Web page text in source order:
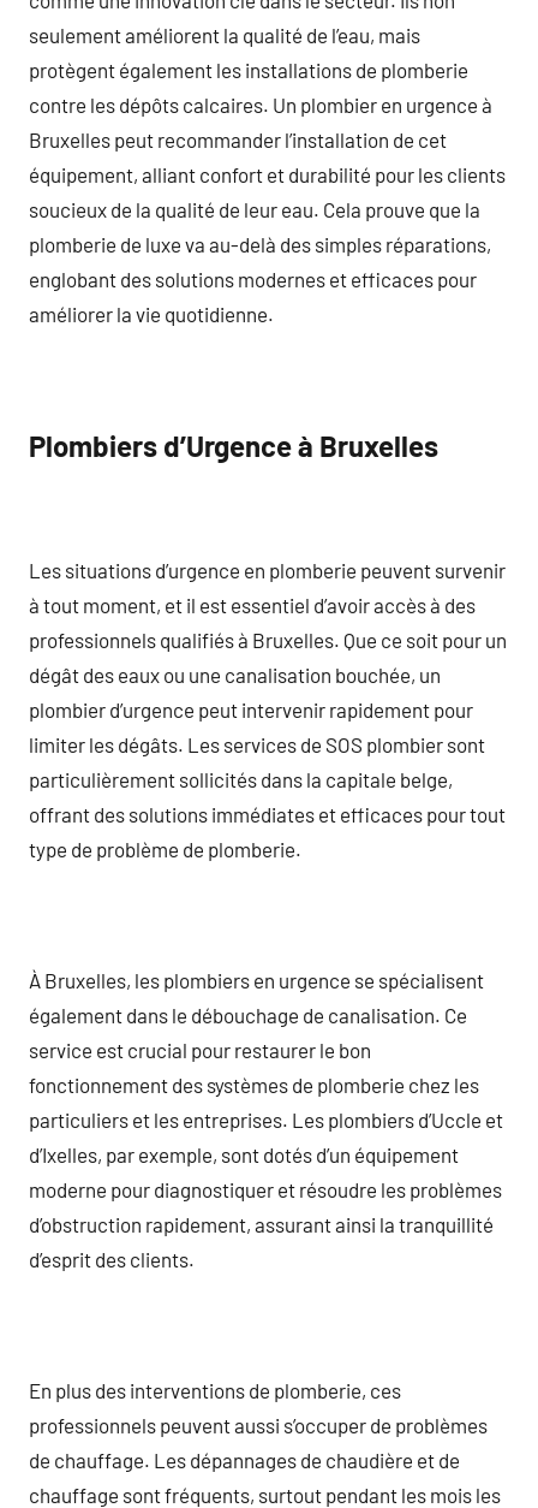
seulement améliorent la qualité de l’eau, mais
protègent également les installations de plomberie
contre les dépôts calcaires. Un plombier en urgence à
Bruxelles peut recommander l’installation de cet
équipement, alliant confort et durabilité pour les clients
soucieux de la qualité de leur eau. Cela prouve que la
plomberie de luxe va au-delà des simples réparations,
englobant des solutions modernes et efficaces pour
améliorer la vie quotidienne.
Plombiers d’Urgence à Bruxelles
Les situations d’urgence en plomberie peuvent survenir
à tout moment, et il est essentiel d’avoir accès à des
professionnels qualifiés à Bruxelles. Que ce soit pour un
dégât des eaux ou une canalisation bouchée, un
plombier d’urgence peut intervenir rapidement pour
limiter les dégâts. Les services de SOS plombier sont
particulièrement sollicités dans la capitale belge,
offrant des solutions immédiates et efficaces pour tout
type de problème de plomberie.
À Bruxelles, les plombiers en urgence se spécialisent
également dans le débouchage de canalisation. Ce
service est crucial pour restaurer le bon
fonctionnement des systèmes de plomberie chez les
particuliers et les entreprises. Les plombiers d’Uccle et
d’Ixelles, par exemple, sont dotés d’un équipement
moderne pour diagnostiquer et résoudre les problèmes
d’obstruction rapidement, assurant ainsi la tranquillité
d’esprit des clients.
En plus des interventions de plomberie, ces
professionnels peuvent aussi s’occuper de problèmes
de chauffage. Les dépannages de chaudière et de
chauffage sont fréquents, surtout pendant les mois les